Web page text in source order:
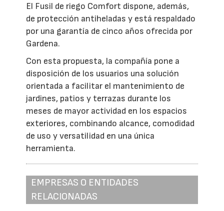
El Fusil de riego Comfort dispone, además,
de protección antiheladas y está respaldado
por una garantía de cinco años ofrecida por
Gardena.
Con esta propuesta, la compañía pone a
disposición de los usuarios una solución
orientada a facilitar el mantenimiento de
jardines, patios y terrazas durante los
meses de mayor actividad en los espacios
exteriores, combinando alcance, comodidad
de uso y versatilidad en una única
herramienta.
EMPRESAS O ENTIDADES
RELACIONADAS